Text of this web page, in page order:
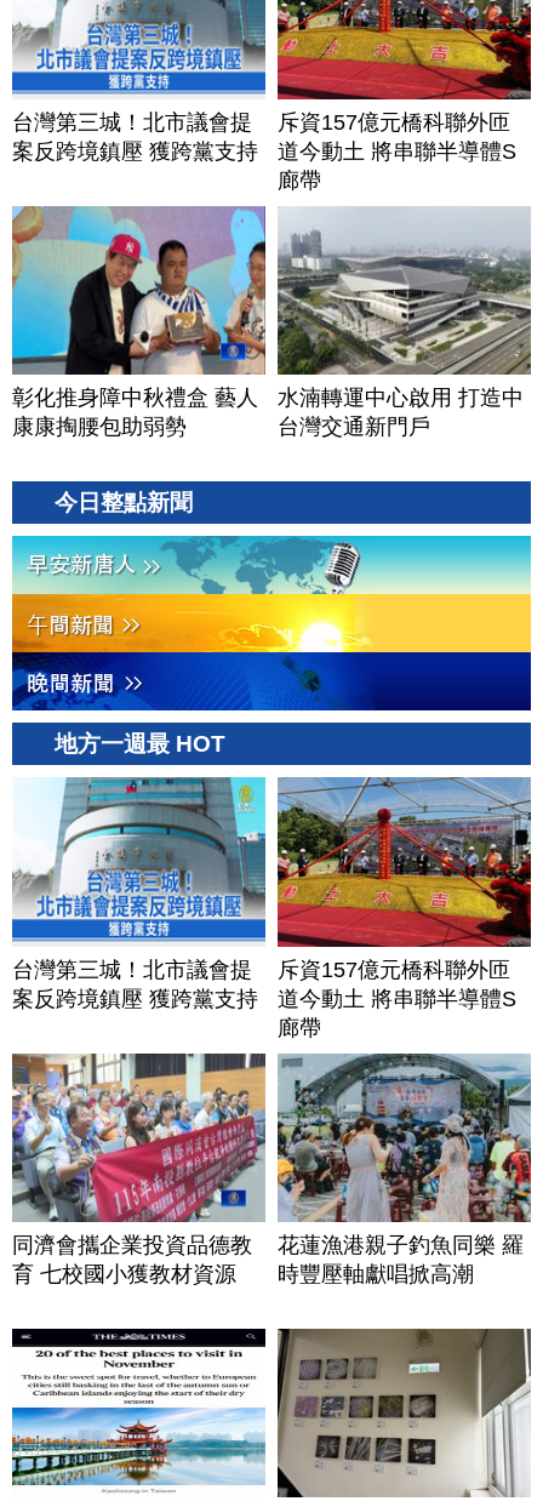
台灣第三城！北市議會提
案反跨境鎮壓 獲跨黨支持
斥資157億元橋科聯外匝
道今動土 將串聯半導體S
廊帶
彰化推身障中秋禮盒 藝人
康康掏腰包助弱勢
水湳轉運中心啟用 打造中
台灣交通新門戶
今日整點新聞
地方一週最 HOT
台灣第三城！北市議會提
案反跨境鎮壓 獲跨黨支持
斥資157億元橋科聯外匝
道今動土 將串聯半導體S
廊帶
同濟會攜企業投資品德教
育 七校國小獲教材資源
花蓮漁港親子釣魚同樂 羅
時豐壓軸獻唱掀高潮